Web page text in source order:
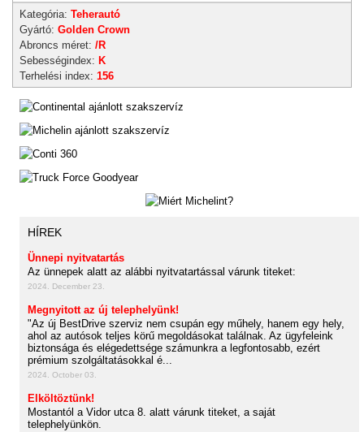
Kategória: Teherautó
Gyártó: Golden Crown
Abroncs méret: /R
Sebességindex: K
Terhelési index: 156
HÍREK
Ünnepi nyitvatartás
Az ünnepek alatt az alábbi nyitvatartással várunk titeket:
2024. December 23.
Megnyitott az új telephelyünk!
"Az új BestDrive szerviz nem csupán egy műhely, hanem egy hely,
ahol az autósok teljes körű megoldásokat találnak. Az ügyfeleink
biztonsága és elégedettsége számunkra a legfontosabb, ezért
prémium szolgáltatásokkal é...
2024. October 03.
Elköltöztünk!
Mostantól a Vidor utca 8. alatt várunk titeket, a saját
telephelyünkön.